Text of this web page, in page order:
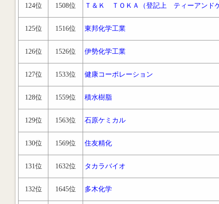
124位 1508位 Ｔ＆Ｋ ＴＯＫＡ（登記上 ティーアンド
125位 1516位 東邦化学工業
126位 1526位 伊勢化学工業
127位 1533位 健康コーポレーション
128位 1559位 積水樹脂
129位 1563位 石原ケミカル
130位 1569位 住友精化
131位 1632位 タカラバイオ
132位 1645位 多木化学